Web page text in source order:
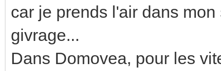
car je prends l'air dans
givrage...
Dans Domovea, pour les